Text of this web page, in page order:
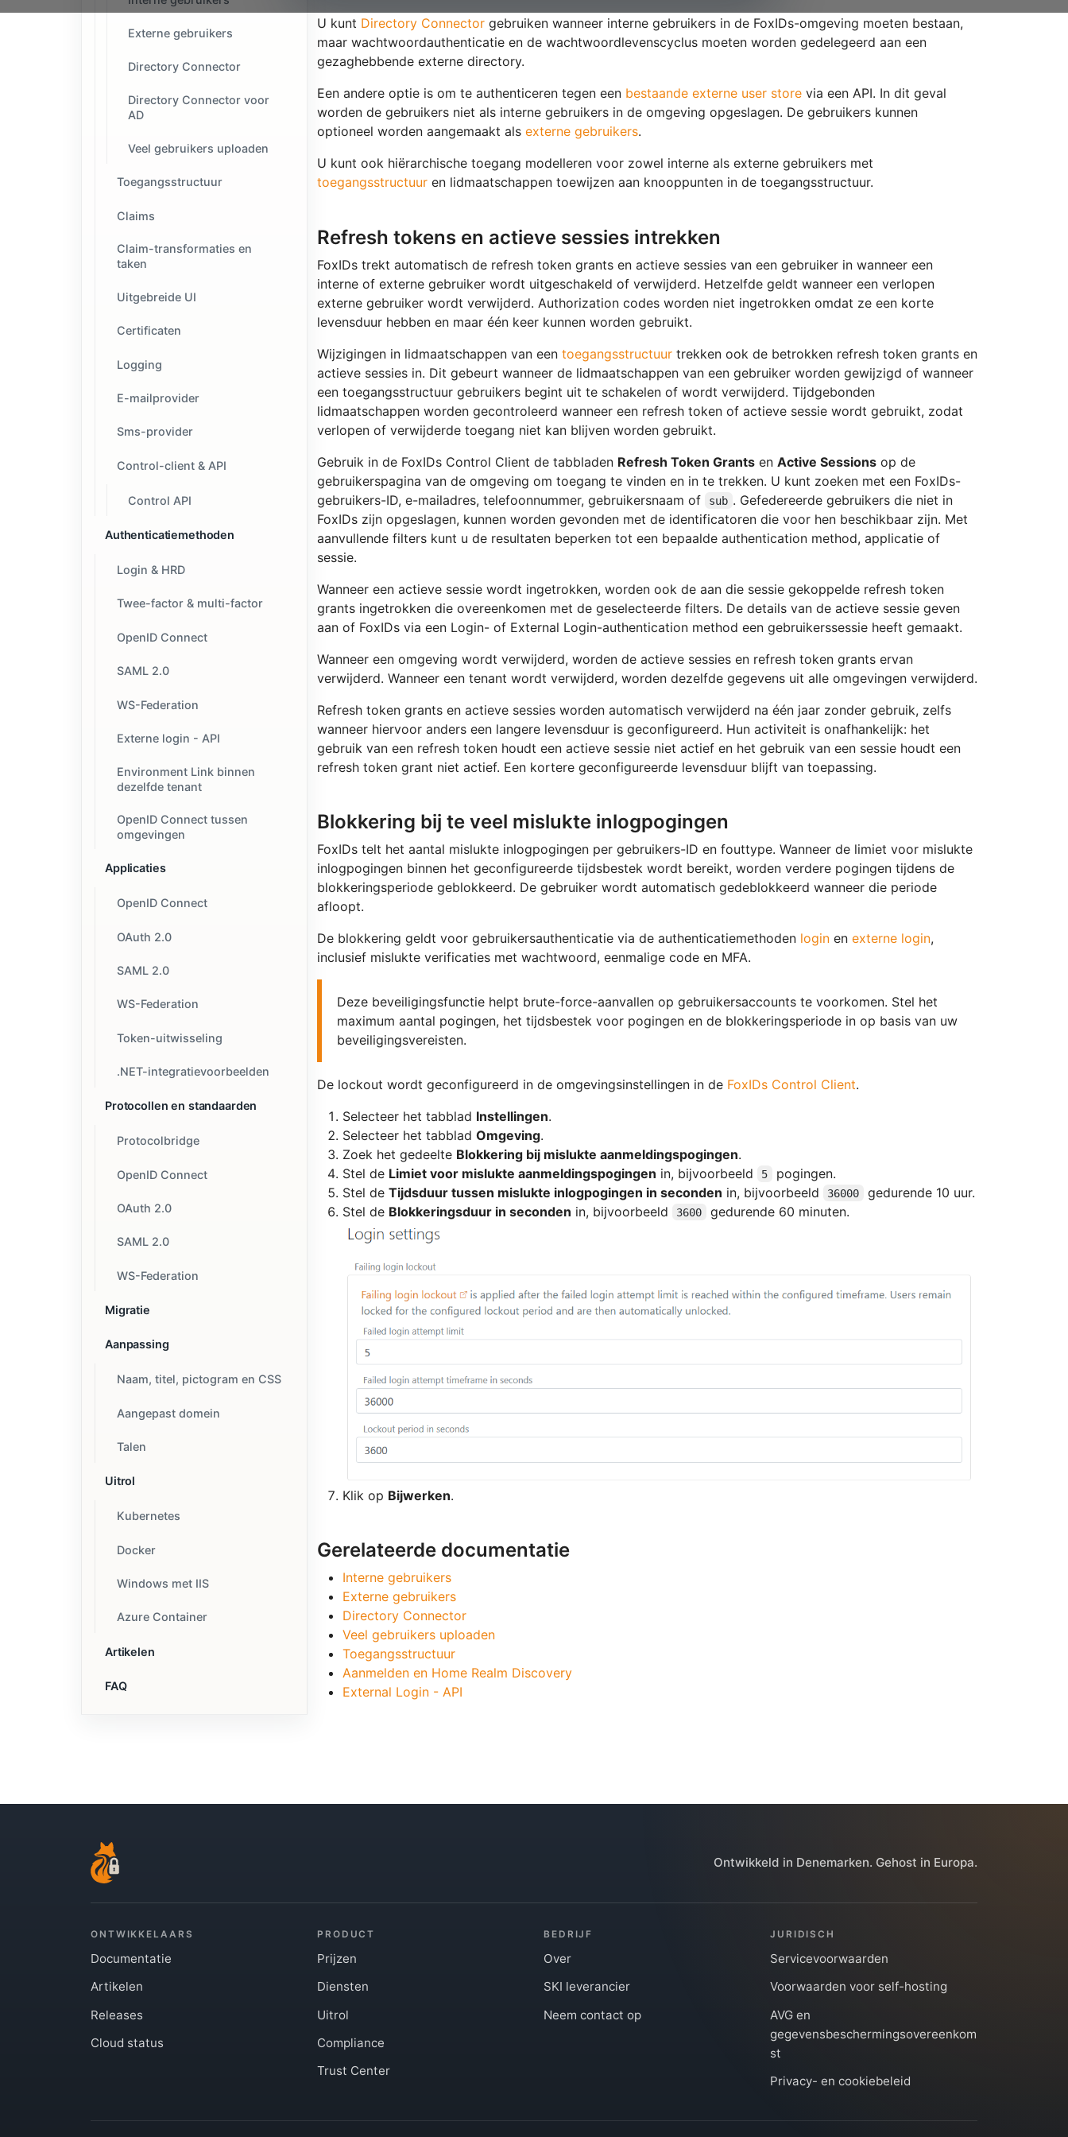
Externe gebruikers
Directory Connector
Directory Connector voor
AD
Veel gebruikers uploaden
Toegangsstructuur
Claims
Claim-transformaties en
taken
Uitgebreide UI
Certificaten
Logging
E-mailprovider
Sms-provider
Control-client & API
Control API
Authenticatiemethoden
Login & HRD
Twee-factor & multi-factor
OpenID Connect
SAML 2.0
WS-Federation
Externe login - API
Environment Link binnen
dezelfde tenant
OpenID Connect tussen
omgevingen
Applicaties
OpenID Connect
OAuth 2.0
SAML 2.0
WS-Federation
Token-uitwisseling
.NET-integratievoorbeelden
Protocollen en standaarden
Protocolbridge
OpenID Connect
OAuth 2.0
SAML 2.0
WS-Federation
Migratie
Aanpassing
Naam, titel, pictogram en CSS
Aangepast domein
Talen
Uitrol
Kubernetes
Docker
Windows met IIS
Azure Container
Artikelen
FAQ
U kunt Directory Connector gebruiken wanneer interne gebruikers in de FoxIDs-omgeving moeten bestaan,
maar wachtwoordauthenticatie en de wachtwoordlevenscyclus moeten worden gedelegeerd aan een
gezaghebbende externe directory.
Een andere optie is om te authenticeren tegen een bestaande externe user store via een API. In dit geval
worden de gebruikers niet als interne gebruikers in de omgeving opgeslagen. De gebruikers kunnen
optioneel worden aangemaakt als externe gebruikers.
U kunt ook hiërarchische toegang modelleren voor zowel interne als externe gebruikers met
toegangsstructuur en lidmaatschappen toewijzen aan knooppunten in de toegangsstructuur.
Refresh tokens en actieve sessies intrekken
FoxIDs trekt automatisch de refresh token grants en actieve sessies van een gebruiker in wanneer een
interne of externe gebruiker wordt uitgeschakeld of verwijderd. Hetzelfde geldt wanneer een verlopen
externe gebruiker wordt verwijderd. Authorization codes worden niet ingetrokken omdat ze een korte
levensduur hebben en maar één keer kunnen worden gebruikt.
Wijzigingen in lidmaatschappen van een toegangsstructuur trekken ook de betrokken refresh token grants en
actieve sessies in. Dit gebeurt wanneer de lidmaatschappen van een gebruiker worden gewijzigd of wanneer
een toegangsstructuur gebruikers begint uit te schakelen of wordt verwijderd. Tijdgebonden
lidmaatschappen worden gecontroleerd wanneer een refresh token of actieve sessie wordt gebruikt, zodat
verlopen of verwijderde toegang niet kan blijven worden gebruikt.
Gebruik in de FoxIDs Control Client de tabbladen Refresh Token Grants en Active Sessions op de
gebruikerspagina van de omgeving om toegang te vinden en in te trekken. U kunt zoeken met een FoxIDs-
gebruikers-ID, e-mailadres, telefoonnummer, gebruikersnaam of
sub . Gefedereerde gebruikers die niet in
FoxIDs zijn opgeslagen, kunnen worden gevonden met de identificatoren die voor hen beschikbaar zijn. Met
aanvullende filters kunt u de resultaten beperken tot een bepaalde authentication method, applicatie of
sessie.
Wanneer een actieve sessie wordt ingetrokken, worden ook de aan die sessie gekoppelde refresh token
grants ingetrokken die overeenkomen met de geselecteerde filters. De details van de actieve sessie geven
aan of FoxIDs via een Login- of External Login-authentication method een gebruikerssessie heeft gemaakt.
Wanneer een omgeving wordt verwijderd, worden de actieve sessies en refresh token grants ervan
verwijderd. Wanneer een tenant wordt verwijderd, worden dezelfde gegevens uit alle omgevingen verwijderd.
Refresh token grants en actieve sessies worden automatisch verwijderd na één jaar zonder gebruik, zelfs
wanneer hiervoor anders een langere levensduur is geconfigureerd. Hun activiteit is onafhankelijk: het
gebruik van een refresh token houdt een actieve sessie niet actief en het gebruik van een sessie houdt een
refresh token grant niet actief. Een kortere geconfigureerde levensduur blijft van toepassing.
Blokkering bij te veel mislukte inlogpogingen
FoxIDs telt het aantal mislukte inlogpogingen per gebruikers-ID en fouttype. Wanneer de limiet voor mislukte
inlogpogingen binnen het geconfigureerde tijdsbestek wordt bereikt, worden verdere pogingen tijdens de
blokkeringsperiode geblokkeerd. De gebruiker wordt automatisch gedeblokkeerd wanneer die periode
afloopt.
De blokkering geldt voor gebruikersauthenticatie via de authenticatiemethoden login en externe login,
inclusief mislukte verificaties met wachtwoord, eenmalige code en MFA.
Deze beveiligingsfunctie helpt brute-force-aanvallen op gebruikersaccounts te voorkomen. Stel het
maximum aantal pogingen, het tijdsbestek voor pogingen en de blokkeringsperiode in op basis van uw
beveiligingsvereisten.
De lockout wordt geconfigureerd in de omgevingsinstellingen in de FoxIDs Control Client.
Selecteer het tabblad Instellingen.
Selecteer het tabblad Omgeving.
Zoek het gedeelte Blokkering bij mislukte aanmeldingspogingen.
Stel de Limiet voor mislukte aanmeldingspogingen in, bijvoorbeeld 5
pogingen.
Stel de Tijdsduur tussen mislukte inlogpogingen in seconden in, bijvoorbeeld 36000
gedurende 10 uur.
Stel de Blokkeringsduur in seconden in, bijvoorbeeld 3600 gedurende 60 minuten.
Klik op Bijwerken.
Gerelateerde documentatie
Interne gebruikers
Externe gebruikers
Directory Connector
Veel gebruikers uploaden
Toegangsstructuur
Aanmelden en Home Realm Discovery
External Login - API
Ontwikkeld in Denemarken. Gehost in Europa.
ONTWIKKELAARS
Documentatie
Artikelen
Releases
Cloud status
PRODUCT
Prijzen
Diensten
Uitrol
Compliance
Trust Center
BEDRIJF
Over
SKI leverancier
Neem contact op
JURIDISCH
Servicevoorwaarden
Voorwaarden voor self-hosting
AVG en
gegevensbeschermingsovereenkom
st
Privacy- en cookiebeleid